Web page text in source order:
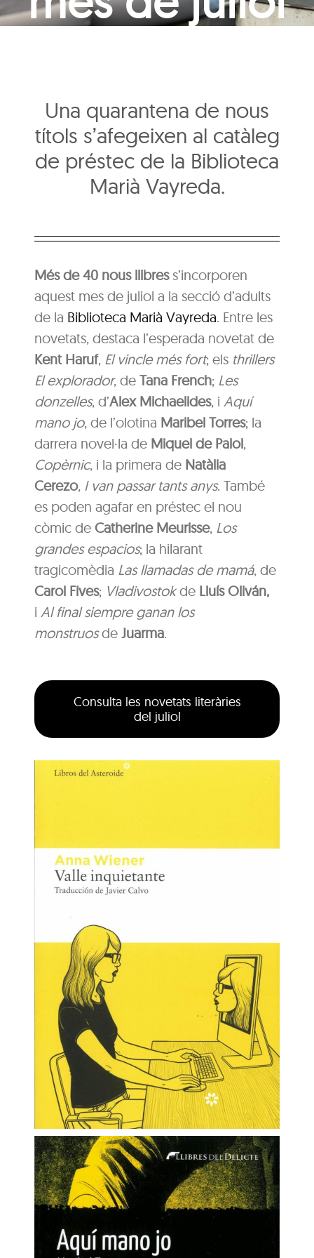
Una quarantena de nous
títols s’afegeixen al catàleg
de préstec de la Biblioteca
Marià Vayreda.
Més de 40 nous llibress’incorporen
aquest mes de juliol a la secció d’adults
de la Biblioteca Marià Vayreda. Entre les
novetats, destaca l’esperada novetat de
Kent Haruf, El vincle més fort; els thrillers
El explorador, deTana French; Les
donzelles, d’Alex Michaelides, i Aquí
mano jo, de l’olotina Maribel Torres; la
darrera novel·la de Miquel de Palol,
Copèrnic, i la primera de Natàlia
Cerezo, I van passar tants anys. També
es poden agafar en préstec el nou
còmic deCatherine Meurisse, Los
grandes espacios; la hilarant
tragicomèdia Las llamadas de mamá, de
Carol Fives; Vladivostokde Lluís Oliván,
i Al final siempre ganan los
monstruosdeJuarma.
Consulta les novetats literàries
del juliol